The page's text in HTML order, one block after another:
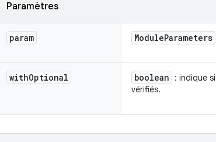
Paramètres
param ModuleParameters
withOptional boolean
: indique
vérifiés.